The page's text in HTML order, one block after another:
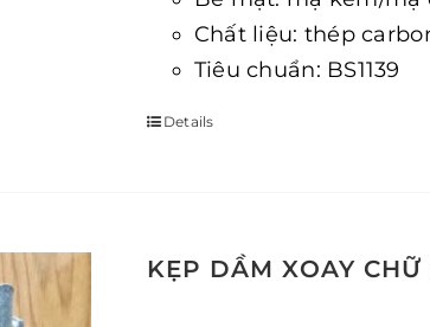
Chất liệu: thép
Tiêu chuẩn: BS1139
Details
KẸP DẦM XOAY